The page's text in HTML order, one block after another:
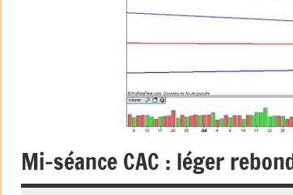
Mi-séance CAC : léger